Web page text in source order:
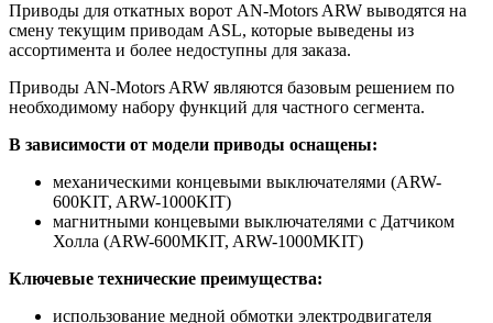
Приводы для откатных ворот AN-Motors ARW выводятся на
смену текущим приводам ASL, которые выведены из
ассортимента и более недоступны для заказа.
Приводы AN-Motors ARW являются базовым решением по
необходимому набору функций для частного сегмента.
В зависимости от модели приводы оснащены:
механическими концевыми выключателями (ARW-
600KIT, ARW-1000KIT)
магнитными концевыми выключателями с Датчиком
Холла (ARW-600MKIT, ARW-1000MKIT)
Ключевые технические преимущества:
использование медной обмотки электродвигателя